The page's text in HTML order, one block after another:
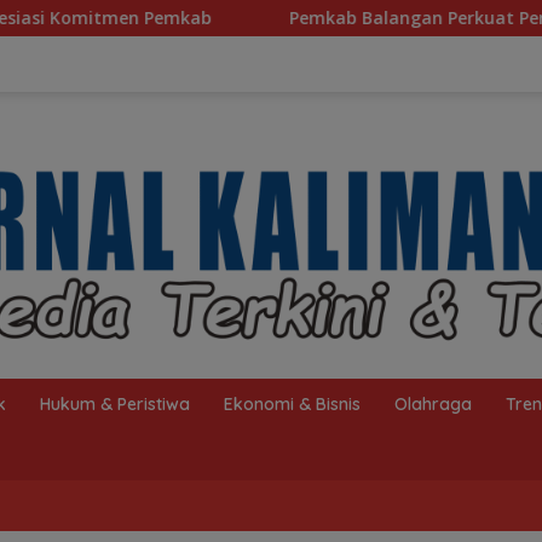
Pemkab Balangan Perkuat Pendidikan Pesantren, Program
Hukum & Peristiwa Ekonomi & Bisnis Olahraga